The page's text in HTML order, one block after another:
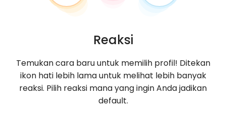
Reaksi
Temukan cara baru untuk memilih profil! Ditekan
ikon hati lebih lama untuk melihat lebih banyak
reaksi. Pilih reaksi mana yang ingin Anda jadikan
default.